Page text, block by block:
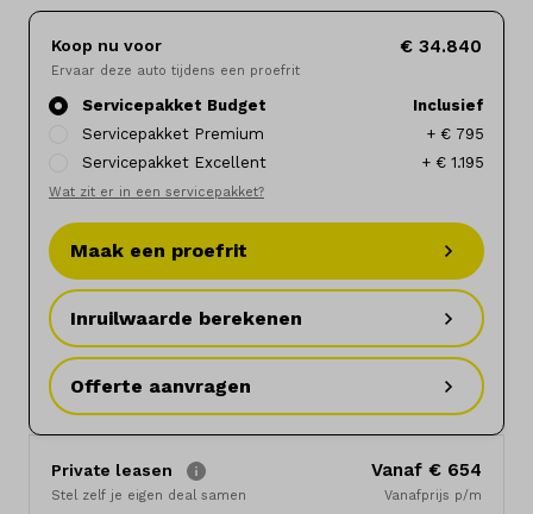
Diensten
Contact
Mijn account
Vacatures
Vergelijken
Vestigingen
Merken
Diensten
Koop nu voor € 34.840
Ervaar deze auto tijdens een proefrit
Servicepakket Budget
Inclusief
Servicepakket Premium
+ € 795
Servicepakket Excellent
+ € 1.195
Wat zit er in een servicepakket?
Maak een proefrit
Inruilwaarde berekenen
Offerte aanvragen
Private leasen Vanaf € 654
Stel zelf je eigen deal samen Vanafprijs p/m